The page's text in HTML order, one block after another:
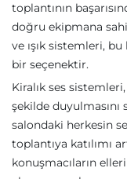
toplantının
doğru ekipmana
ve ışık sistemleri,
bir seçenektir.
Kiralık ses
şekilde
salondaki herkesin
toplantıya katılımı
konuşmacıların